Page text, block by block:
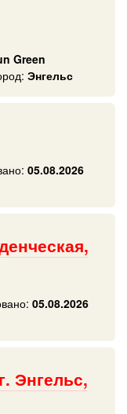
Green
Энгельс
05.08.2026
05.08.2026
Энгельс,